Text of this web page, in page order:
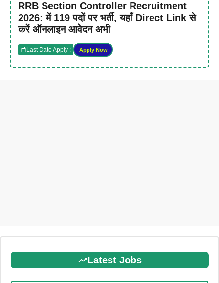
RRB Section Controller Recruitment
2026: में 119 पदों पर भर्ती, यहाँ Direct Link से
करें ऑनलाइन आवेदन अभी
Last Date Apply : Apply Now
Latest Jobs